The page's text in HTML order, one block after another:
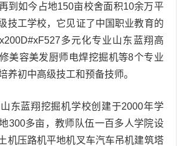
到如今占地150亩校舍面积10余万平
技工学校，它见证了中国职业教育的
多元化专业山东蓝翔高
美容美发厨师电焊挖掘机等8个专业
养初中高级技工和预备技师。
东蓝翔挖掘机学校创建于2000年学
300多亩，教师队伍一百多人学院设
机压路机平地机叉车汽车吊机建筑塔